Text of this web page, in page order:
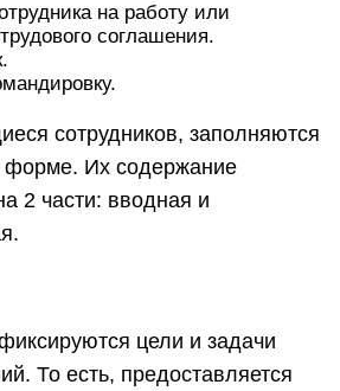
на работу или
соглашения.
сотрудников, заполняются
форме. Их содержание
2 части: вводная и
цели и задачи
То есть, предоставляется